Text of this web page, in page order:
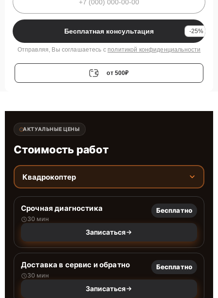
Бесплатная консультация -25%
Отправляя, Вы соглашаетесь с политикой конфиденциальности
от 500₽
АКТУАЛЬНЫЕ ЦЕНЫ
Стоимость работ
Квадрокоптер
Срочная диагностика
30 мин
Бесплатно
Записаться
Доставка в сервис и обратно
30 мин
Бесплатно
Записаться